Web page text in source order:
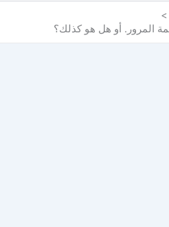
المرور. أو هل هو كذلك؟